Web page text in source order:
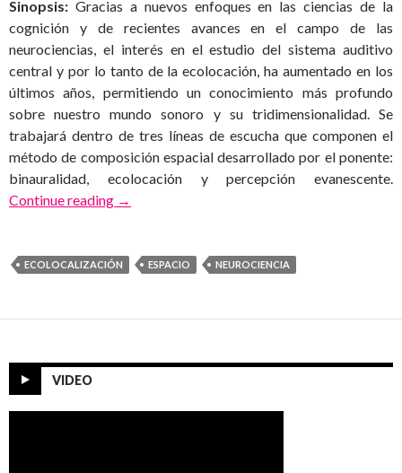
Sinopsis: Gracias a nuevos enfoques en las ciencias de la
cognición y de recientes avances en el campo de las
neurociencias, el interés en el estudio del sistema auditivo
central y por lo tanto de la ecolocación, ha aumentado en los
últimos años, permitiendo un conocimiento más profundo
sobre nuestro mundo sonoro y su tridimensionalidad. Se
trabajará dentro de tres líneas de escucha que componen el
método de composición espacial desarrollado por el ponente:
binauralidad, ecolocación y percepción evanescente.
Continue reading Materia oscura
→
ECOLOCALIZACIÓN ESPACIO NEUROCIENCIA
VIDEO